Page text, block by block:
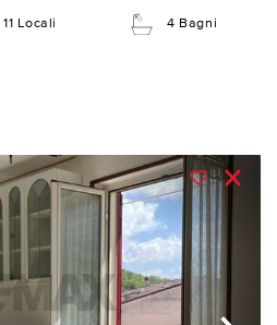
11 Locali 4 Bagni